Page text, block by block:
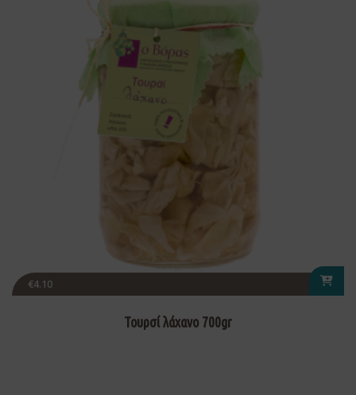
€4.10
Τουρσί λάχανο 700gr